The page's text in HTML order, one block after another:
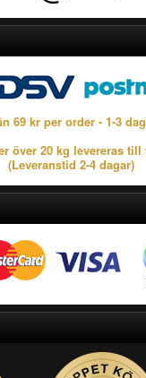
69 kr per order - 1-3
över 20 kg levereras till
(Leveranstid 2-4 dagar)